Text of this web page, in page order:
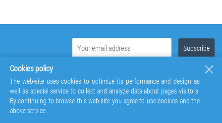
Cookies policy
The web-site uses cookies to optimize its performance and design as
well as special service to collect and analyze data about pages visitors.
By continuing to browse this web-site you agree to use cookies and the
above service.